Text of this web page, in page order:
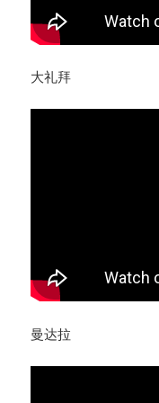
大礼拜
曼达拉